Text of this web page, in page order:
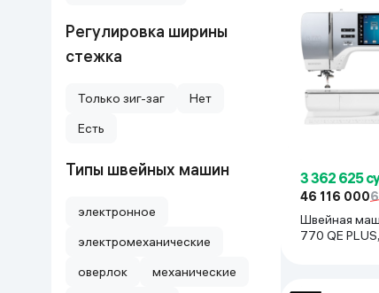
Регулировка ширины
стежка
Только зиг-заг
Нет
Есть
Типы швейных машин
электронное
электромеханические
оверлок
механические
3 362 625
46 116 000
Швейная